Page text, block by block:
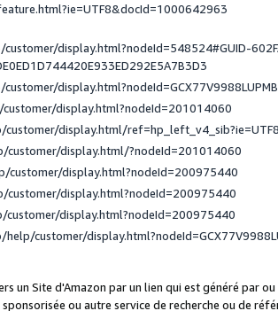
display.html?nodeId=548524#GUID-
display.html?nodeId=201014060
display.html/
display.html/?nodeId=201014060
customer/display.html?nodeId=200975440
display.html?nodeId=200975440
display.html?nodeId=200975440
customer/
un Site d'Amazon par un lien qui est généré par
ou autre service de recherche ou de